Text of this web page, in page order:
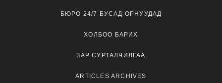
БЮРО 24/7 БУСАД ОРНУУДАД
ХОЛБОО БАРИХ
ЗАР СУРТАЛЧИЛГАА
ARTICLES ARCHIVES